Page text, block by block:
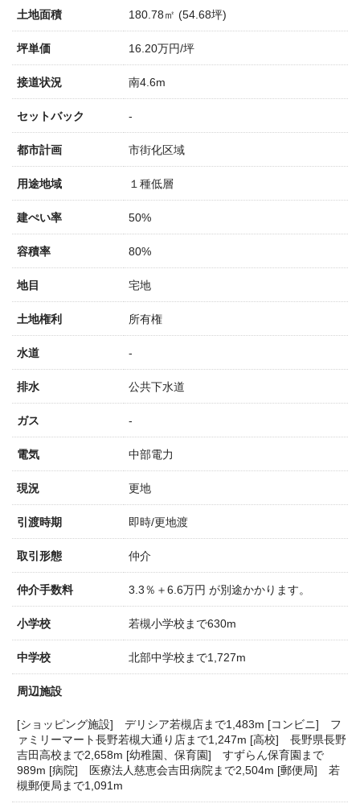
土地面積 180.78㎡ (54.68坪)
坪単価 16.20万円/坪
接道状況 南4.6m
セットバック -
都市計画 市街化区域
用途地域 １種低層
建ぺい率 50%
容積率 80%
地目 宅地
土地権利 所有権
水道 -
排水 公共下水道
ガス -
電気 中部電力
現況 更地
引渡時期 即時/更地渡
取引形態 仲介
仲介手数料 3.3％＋6.6万円 が別途かかります。
小学校 若槻小学校まで630m
中学校 北部中学校まで1,727m
周辺施設
[ショッピング施設] デリシア若槻店まで1,483m [コンビニ] フ
ァミリーマート長野若槻大通り店まで1,247m [高校] 長野県長野
吉田高校まで2,658m [幼稚園、保育園] すずらん保育園まで
989m [病院] 医療法人慈恵会吉田病院まで2,504m [郵便局] 若
槻郵便局まで1,091m